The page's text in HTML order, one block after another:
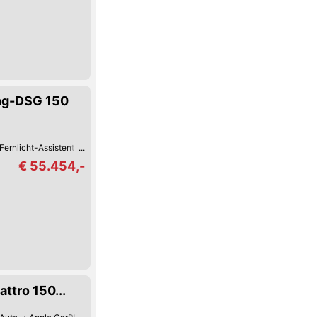
DSG 150
Fernlicht-Assistent
€ 55.454,-
150...